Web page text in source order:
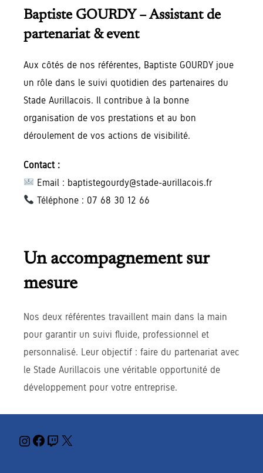
Baptiste GOURDY – Assistant de
partenariat & event
Aux côtés de nos référentes, Baptiste GOURDY joue
un rôle dans le suivi quotidien des partenaires du
Stade Aurillacois. Il contribue à la bonne
organisation de vos prestations et au bon
déroulement de vos actions de visibilité.
Contact :
Email : baptistegourdy@stade-aurillacois.fr
Téléphone : 07 68 30 12 66
Un accompagnement sur
mesure
Nos deux référentes travaillent main dans la main
pour garantir un suivi fluide, professionnel et
personnalisé. Leur objectif : faire du partenariat avec
le Stade Aurillacois une véritable opportunité de
développement pour votre entreprise.